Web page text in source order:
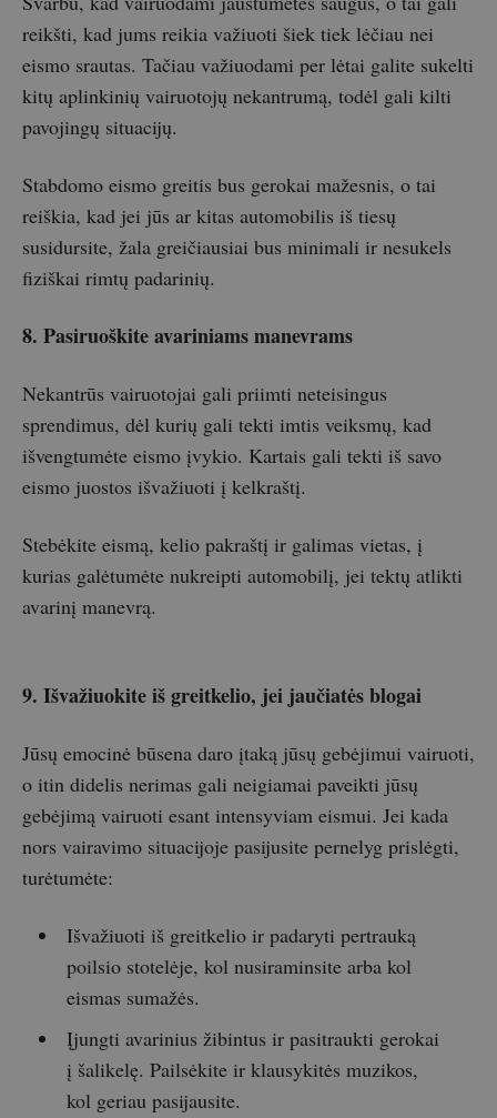
reikšti, kad jums reikia važiuoti šiek tiek lėčiau nei
eismo srautas. Tačiau važiuodami per lėtai galite sukelti
kitų aplinkinių vairuotojų nekantrumą, todėl gali kilti
pavojingų situacijų.
Stabdomo eismo greitis bus gerokai mažesnis, o tai
reiškia, kad jei jūs ar kitas automobilis iš tiesų
susidursite, žala greičiausiai bus minimali ir nesukels
fiziškai rimtų padarinių.
8. Pasiruoškite avariniams manevrams
Nekantrūs vairuotojai gali priimti neteisingus
sprendimus, dėl kurių gali tekti imtis veiksmų, kad
išvengtumėte eismo įvykio. Kartais gali tekti iš savo
eismo juostos išvažiuoti į kelkraštį.
Stebėkite eismą, kelio pakraštį ir galimas vietas, į
kurias galėtumėte nukreipti automobilį, jei tektų atlikti
avarinį manevrą.
9. Išvažiuokite iš greitkelio, jei jaučiatės blogai
Jūsų emocinė būsena daro įtaką jūsų gebėjimui vairuoti,
o itin didelis nerimas gali neigiamai paveikti jūsų
gebėjimą vairuoti esant intensyviam eismui. Jei kada
nors vairavimo situacijoje pasijusite pernelyg prislėgti,
turėtumėte:
Išvažiuoti iš greitkelio ir padaryti pertrauką
poilsio stotelėje, kol nusiraminsite arba kol
eismas sumažės.
Įjungti avarinius žibintus ir pasitraukti gerokai
į šalikelę. Pailsėkite ir klausykitės muzikos,
kol geriau pasijausite.